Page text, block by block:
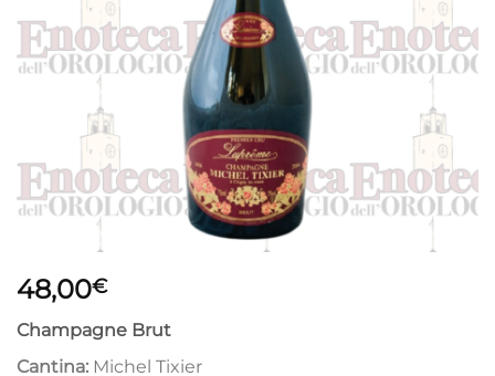
48,00€
Champagne Brut
Cantina: Michel Tixier